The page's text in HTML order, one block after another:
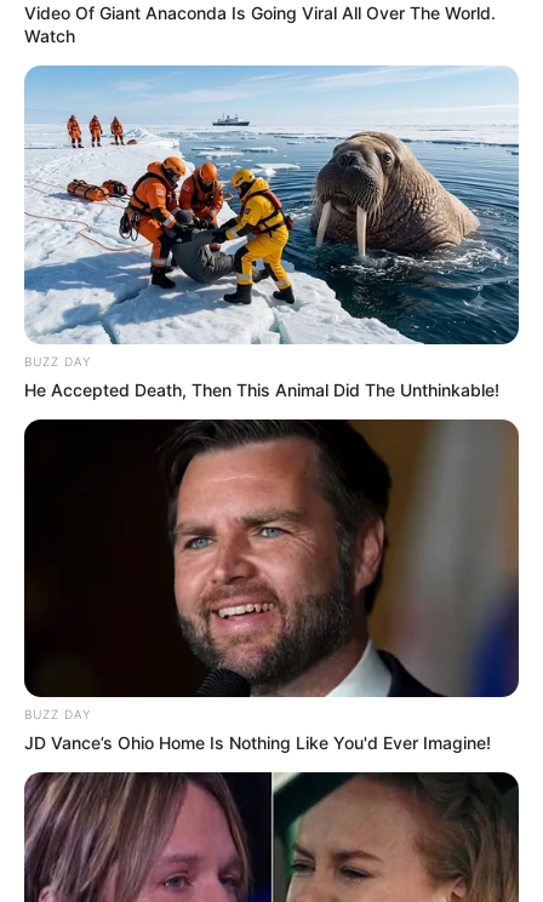
Video Of Giant Anaconda Is Going Viral All Over The World.
Watch
BUZZ DAY
He Accepted Death, Then This Animal Did The Unthinkable!
BUZZ DAY
JD Vance’s Ohio Home Is Nothing Like You'd Ever Imagine!